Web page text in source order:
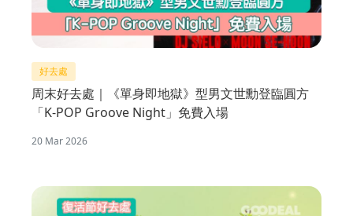
好去處
周末好去處｜《單身即地獄》型男文世勳登臨圓方
「K-POP Groove Night」免費入場
20 Mar 2026